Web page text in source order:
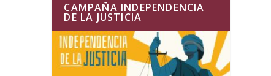
CAMPAÑA INDEPENDENCIA
DE LA JUSTICIA